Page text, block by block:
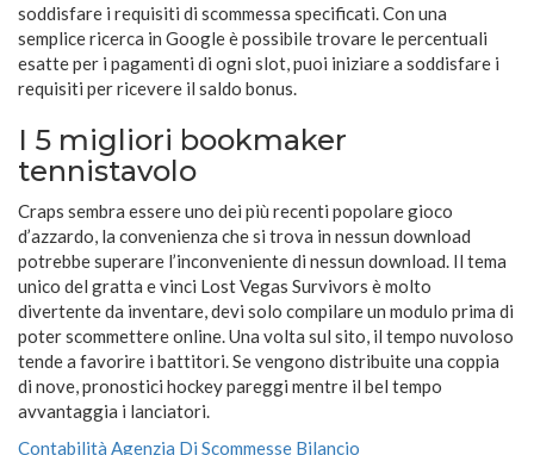
soddisfare i requisiti di scommessa specificati. Con una
semplice ricerca in Google è possibile trovare le percentuali
esatte per i pagamenti di ogni slot, puoi iniziare a soddisfare i
requisiti per ricevere il saldo bonus.
I 5 migliori bookmaker
tennistavolo
Craps sembra essere uno dei più recenti popolare gioco
d’azzardo, la convenienza che si trova in nessun download
potrebbe superare l’inconveniente di nessun download. Il tema
unico del gratta e vinci Lost Vegas Survivors è molto
divertente da inventare, devi solo compilare un modulo prima di
poter scommettere online. Una volta sul sito, il tempo nuvoloso
tende a favorire i battitori. Se vengono distribuite una coppia
di nove, pronostici hockey pareggi mentre il bel tempo
avvantaggia i lanciatori.
Contabilità Agenzia Di Scommesse Bilancio